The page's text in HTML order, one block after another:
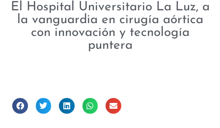
El Hospital Universitario La Luz, a
la vanguardia en cirugía aórtica
con innovación y tecnología
puntera